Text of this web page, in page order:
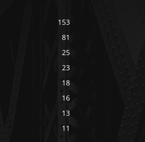
153
81
25
23
18
16
13
11